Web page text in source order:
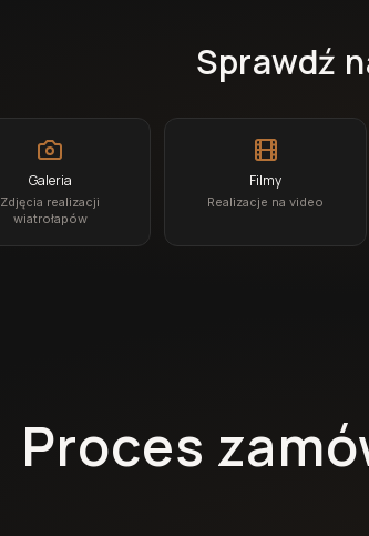
Sprawdź
Galeria
Zdjęcia realizacji
wiatrołapów
Filmy
Realizacje na video
Proces